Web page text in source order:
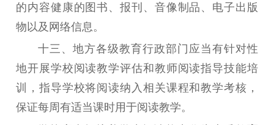
的内容健康的图书、报刊、音像制品、电子出版
物以及网络信息。
十三 、 地方各级教育行政部门应当有针对性
地开展学校阅读教学评估和教师阅读指导技能培
训，指导学校将阅读纳入相关课程和教学考核，
保证每周有适当课时用于阅读教学。